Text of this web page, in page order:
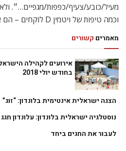
מעיל/כובע/צעיף/כפפות/מגפיים…״.
וכמה טיפות של ויטמין D לוקחים – הם אף פעם לא משתזפים.
מאמרים קשורים
אירועים לקהילה
בחודש יולי 2018
הצגה ישראלית אינטימית בלונדון: “זוג”
נוסטלגיה ישראלית בלונדון: עלונדון חגג 30 שנה בגדול
לעבור את החגים ביחד